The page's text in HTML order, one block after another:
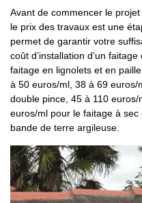
Avant de commencer le
le prix des travaux est une
permet de garantir votre
coût d’installation d’un
faitage en lignolets et en
à 50 euros/ml, 38 à 69
double pince, 45 à 110
euros/ml pour le faitage à
bande de terre argileuse.